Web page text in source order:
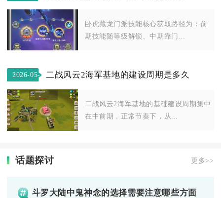
卧虎藏龙门派技能核心获取路径为：前
期技能随等级解锁、中期靠门...
2026-05-
10
二战风云2海军基地的建设周期是多久
二战风云2海军基地的基础建设周期集中
在中前期，正常节奏下，从...
话题探讨 更多>>
斗罗大陆中鬼神念的选择需要注意哪些方面